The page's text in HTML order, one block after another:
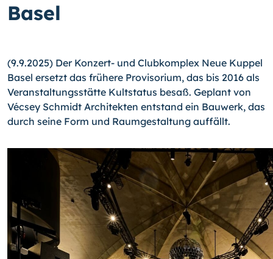
Basel
(9.9.2025) Der Konzert- und Clubkomplex Neue Kuppel
Basel ersetzt das frühere Provisorium, das bis 2016 als
Veranstaltungsstätte Kultstatus besaß. Geplant von
Vécsey Schmidt Architekten entstand ein Bauwerk, das
durch seine Form und Raumgestaltung auffällt.